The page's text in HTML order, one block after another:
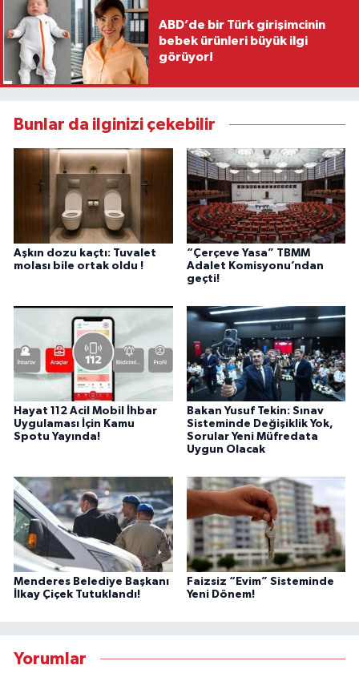
ABD’de bir Türk girişimcinin
bebek ürünleri büyük ilgi
görüyor!
Bunlar da ilginizi çekebilir
Aşkın dozu kaçtı: Tuvalet
molası bile ortak oldu !
“Çerçeve Yasa” TBMM
Adalet Komisyonu’ndan
geçti!
Hayat 112 Acil Mobil İhbar
Uygulaması İçin Kamu
Spotu Yayında!
Bakan Yusuf Tekin: Sınav
Sisteminde Değişiklik Yok,
Sorular Yeni Müfredata
Uygun Olacak
Menderes Belediye Başkanı
İlkay Çiçek Tutuklandı!
Faizsiz “Evim” Sisteminde
Yeni Dönem!
Yorumlar